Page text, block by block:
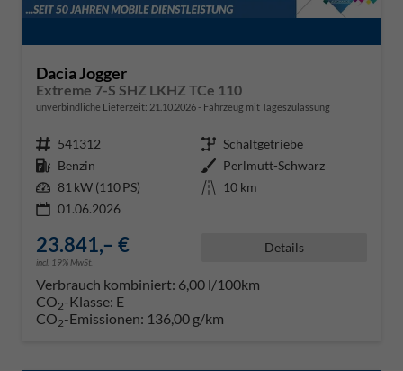
Dacia Jogger
Extreme 7-S SHZ LKHZ TCe 110
unverbindliche Lieferzeit: 21.10.2026 Fahrzeug mit Tageszulassung
Fahrzeugnr. 541312 Getriebe Schaltgetriebe
Kraftstoff Benzin Außenfarbe Perlmutt-Schwarz
Leistung 81 kW (110 PS) Kilometerstand 10 km
01.06.2026
23.841,– €
incl. 19% MwSt.
Details
Verbrauch kombiniert: 6,00 l/100km
CO2-Klasse: E
CO2-Emissionen: 136,00 g/km